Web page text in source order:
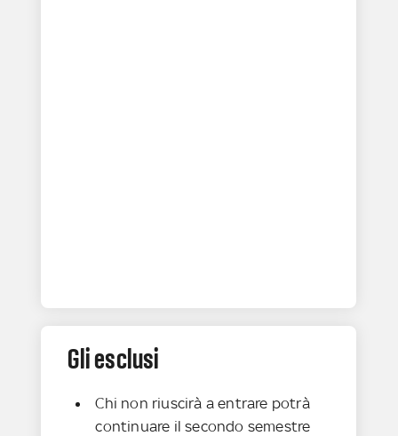
Gli esclusi
Chi non riuscirà a entrare potrà
continuare il secondo semestre